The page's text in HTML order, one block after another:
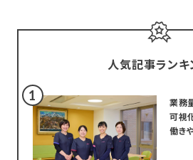
人気記事ランキ
業務
可視
働き